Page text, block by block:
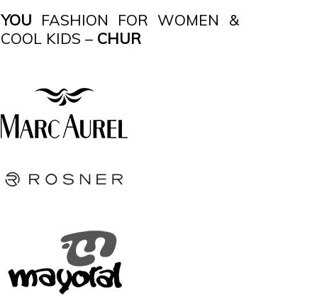
YOU FASHION FOR WOMEN &
COOL KIDS – CHUR